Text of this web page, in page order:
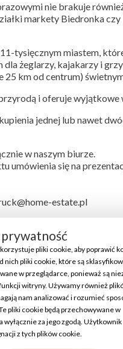
nie brakuje
markety Biedronka
tysięcznym miastem,
dla żeglarzy, kajakarzy i
25 km od centrum)
i oferuje wyjątkowe
jednej lub nawet
w naszym biurze.
umówienia się na
estate.pl
podstawie oględzin z
Kodeksu
pliki cookie, aby poprawić
nich pliki cookie, które są
w przeglądarce, ponieważ są
witryny. Używamy również
nam analizować i rozumieć
pliki cookie będą przechowywane w
za jego zgodą. Użytkownik
z tych plików cookie.